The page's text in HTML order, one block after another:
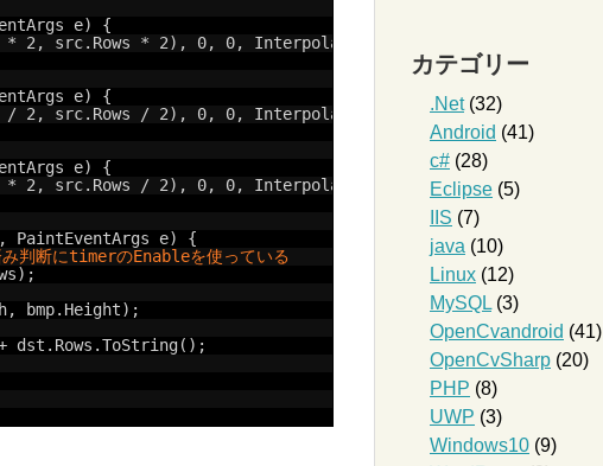
e) {
* 2, src.Rows * 2), 0, 0, Interpolation.Linear);
e) {
/ 2, src.Rows / 2), 0, 0, Interpolation.Linear);
e) {
* 2, src.Rows / 2), 0, 0, Interpolation.Linear);
PaintEventArgs e) {
判断にtimerのEnableを使っている
bmp.Height);
カテゴリー
.Net(32)
Android (41)
c# (28)
Eclipse (5)
IIS (7)
java (10)
Linux (12)
MySQL (3)
OpenCvandroid (41)
OpenCvSharp (20)
PHP (8)
UWP (3)
Windows10 (9)